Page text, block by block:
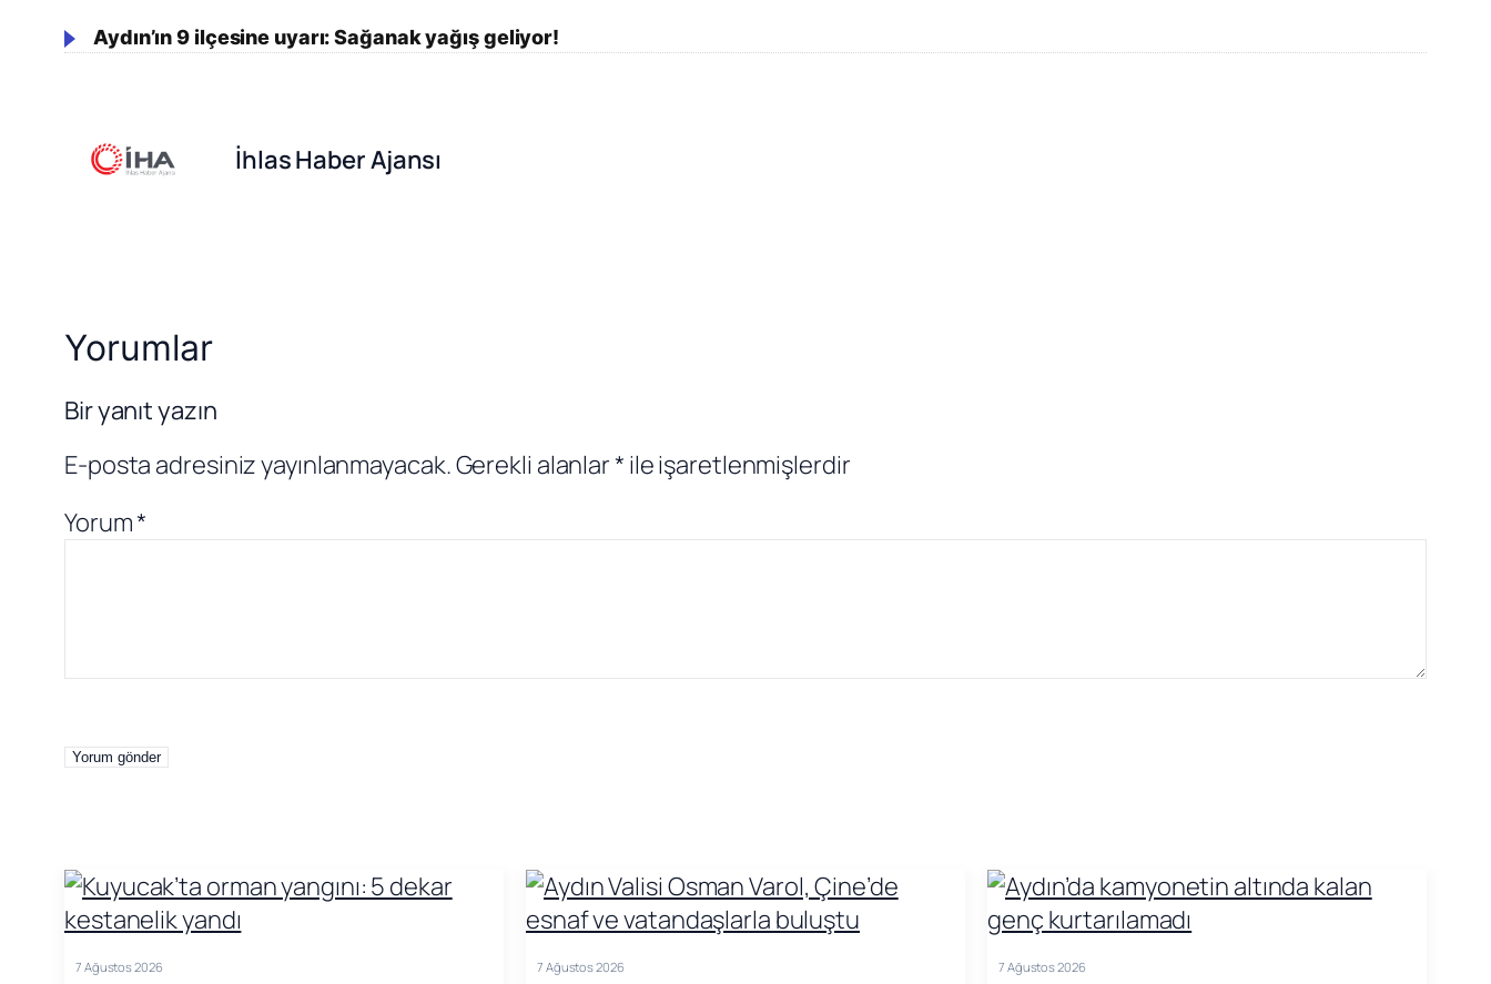
Aydın’ın 9 ilçesine uyarı: Sağanak yağış geliyor!
İhlas Haber Ajansı
Yorumlar
Bir yanıt yazın
E-posta adresiniz yayınlanmayacak.Gerekli alanlar* ile işaretlenmişlerdir
Yorum*
7 Ağustos 2026 7 Ağustos 2026 7 Ağustos 2026